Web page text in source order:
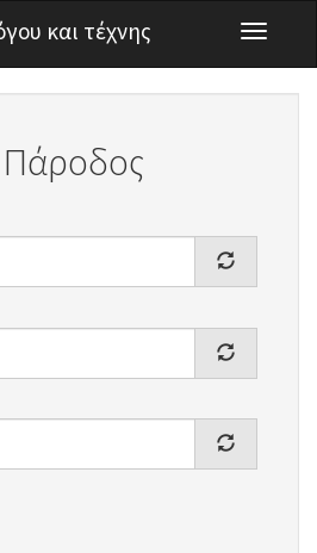
και τέχνης
Toggle